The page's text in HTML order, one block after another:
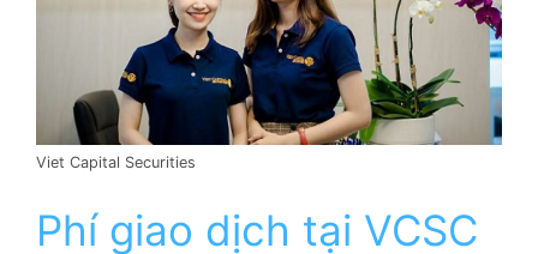
Viet Capital Securities
Phí giao dịch tại VCSC